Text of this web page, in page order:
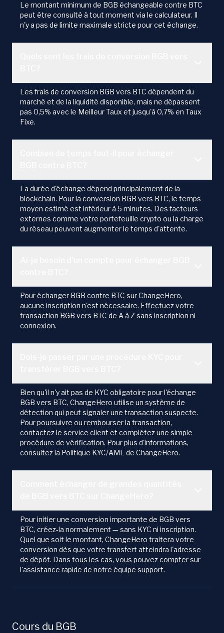
Le montant minimum de BGB échangeable contre BTC
peut être consulté à tout moment via le calculateur. Il
n'y a pas de limite maximale stricte pour cet échange.
Les frais de conversion BGB vers BTC dépendent du
marché et de la liquidité disponible, mais ne dépassent
pas 0,5% avec le Meilleur Taux et jusqu'à 0,7% en Taux
Fixe.
La durée d'échange dépend principalement de la
blockchain. Pour la conversion BGB vers BTC, le temps
moyen estimé est inférieur à 5 minutes. Des facteurs
externes comme votre portefeuille crypto ou la charge
du réseau peuvent augmenter le temps d'attente.
Pour échanger BGB contre BTC sur ChangeHero,
aucune inscription n'est nécessaire. Effectuez votre
transaction BGB vers BTC de A à Z sans inscription ni
connexion.
Bien qu'il n'y ait pas de KYC obligatoire pour l'échange
BGB vers BTC, ChangeHero utilise un système de
détection qui peut signaler une transaction suspecte.
Pour poursuivre ou rembourser la transaction,
contactez le service client et complétez une simple
procédure de vérification. Pour plus d'informations,
consultez la Politique KYC/AML de ChangeHero.
Pour initier une conversion importante de BGB vers
BTC, créez-la normalement — sans KYC ni inscription.
Quel que soit le montant, ChangeHero traitera votre
conversion dès que votre transfert atteindra l'adresse
de dépôt. Dans tous les cas, vous pouvez compter sur
l'assistance rapide de notre équipe support.
Cours du BGB